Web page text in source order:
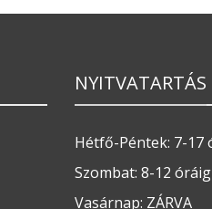
NYITVATARTÁS
Hétfő-Péntek: 7-17
Szombat: 8-12 óráig
Vasárnap: ZÁRVA